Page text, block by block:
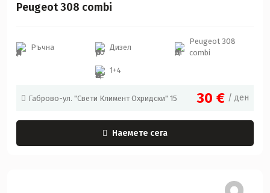
Peugeot 308 combi
Ръчна Дизел
Peugeot 308
combi
1+4
Габрово-ул. "Свети Климент Охридски" 15 30 € / ден
Наемете сега